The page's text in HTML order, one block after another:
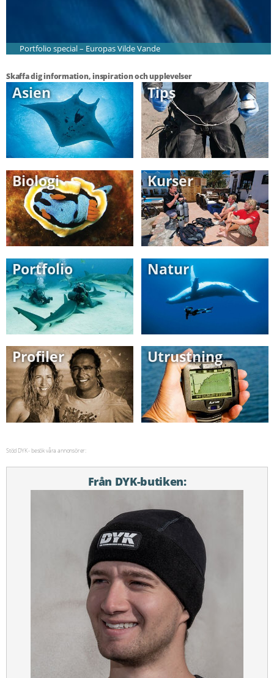
Portfolio special – Europas Vilde Vande
Skaffa dig information, inspiration och upplevelser
Asien Tips
Biologi Kurser
Portfolio Natur
Profiler Utrustning
Stöd DYK - besök våra annonsörer:
Från DYK-butiken: